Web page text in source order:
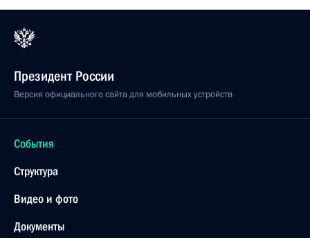
Президент России
Версия официального сайта для мобильных устройств
События
Структура
Видео и фото
Документы